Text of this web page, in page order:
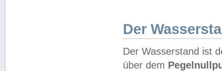
Der
Der Wasserstand ist
über dem